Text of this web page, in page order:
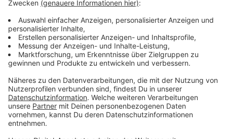
aufgenommen.
Anzeige
Anzeige
Wir benötigen Ihre